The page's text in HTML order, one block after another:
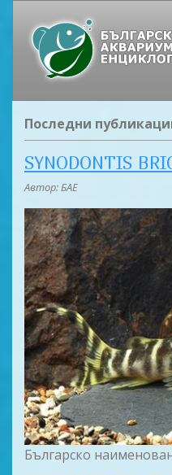
Последни
SYNODONTIS
Автор: БАЕ
Българско